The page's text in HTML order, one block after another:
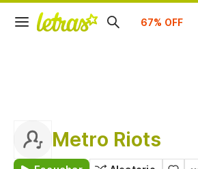
Suscríbete
Metro Riots